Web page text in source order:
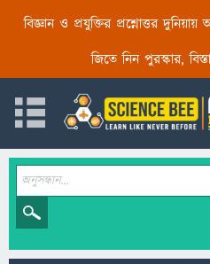
বিজ্ঞান ও প্রযুক্তির প্রশ্নোত্তর
জিতে নিন পুরস্কার,